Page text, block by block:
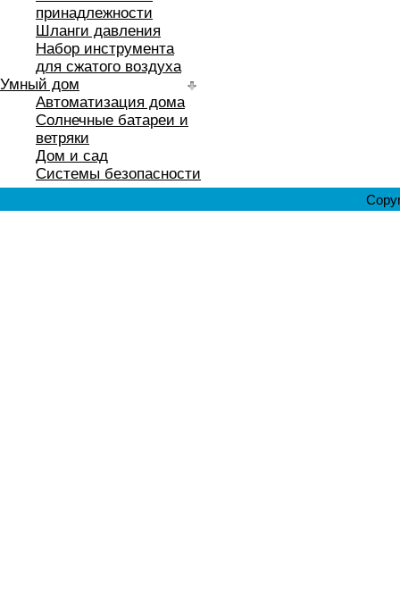
принадлежности
Шланги давления
Набор инструмента
для сжатого воздуха
Умный дом
Автоматизация дома
Солнечные батареи и
ветряки
Дом и сад
Системы безопасности